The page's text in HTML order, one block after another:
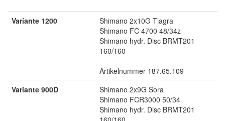
Variante 1200
Shimano 2x10G Tiagra
Shimano FC 4700 48/34z
Shimano hydr. Disc BRMT201
160/160
Artikelnummer 187.65.109
Variante 900D
Shimano 2x9G Sora
Shimano FCR3000 50/34
Shimano hydr. Disc BRMT201